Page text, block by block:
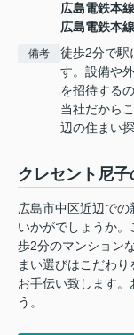
広島電鉄本線
広島電鉄本線
備考
徒歩2分で駅
す。設備や
を招待する
当社だから
辺の住まい
クレセント尼
広島市中区近辺で
いかがでしょうか
歩2分のマンション
まい選びはこだわ
お手伝い致します
う。